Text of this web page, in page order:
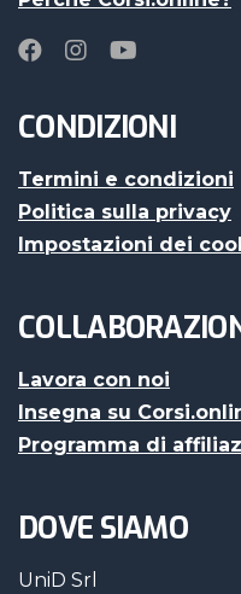
CONDIZIONI
Termini e condizioni
Politica sulla privacy
Impostazioni dei
Lavora con noi
Insegna su
Programma di
DOVE SIAMO
UniD Srl